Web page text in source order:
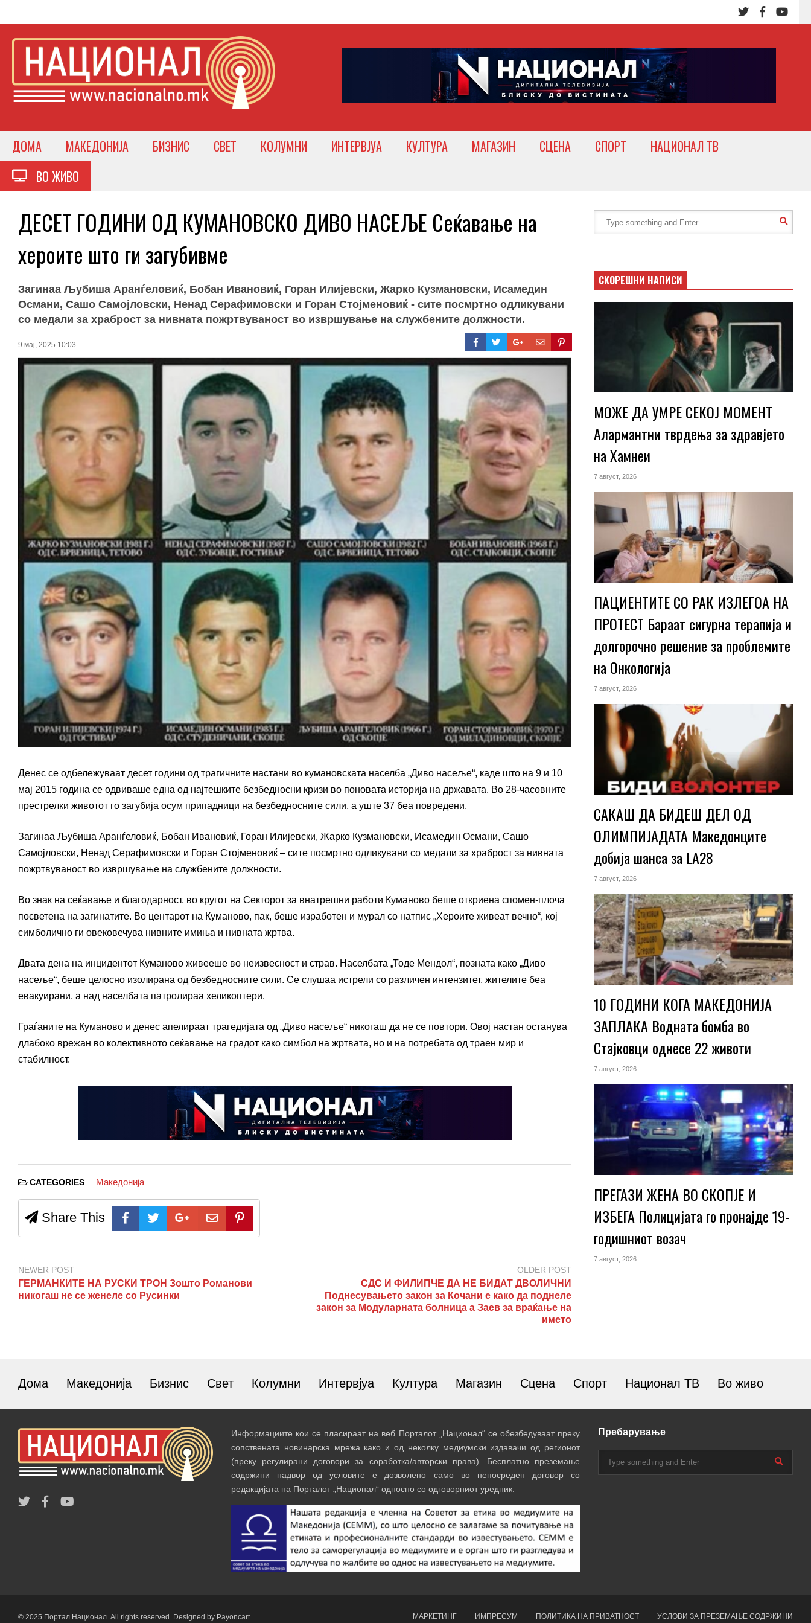
ДОМА МАКЕДОНИЈА БИЗНИС СВЕТ КОЛУМНИ ИНТЕРВЈУА КУЛТУРА МАГАЗИН СЦЕНА СПОРТ
НАЦИОНАЛ ТВ
ВО ЖИВО
ДЕСЕТ ГОДИНИ ОД КУМАНОВСКО ДИВО НАСЕЉЕ Сеќавање на
хероите што ги загубивме
Загинаа Љубиша Аранѓеловиќ, Бобан Ивановиќ, Горан Илијевски, Жарко Кузмановски, Исамедин
Османи, Сашо Самојловски, Ненад Серафимовски и Горан Стојменовиќ - сите посмртно одликувани
со медали за храброст за нивната пожртвуваност во извршување на службените должности.
9 мај, 2025 10:03
Денес се одбележуваат десет години од трагичните настани во кумановската населба „Диво насеље“, каде што на 9 и 10
мај 2015 година се одвиваше една од најтешките безбедносни кризи во поновата историја на државата. Во 28-часовните
престрелки животот го загубија осум припадници на безбедносните сили, а уште 37 беа повредени.
Загинаа Љубиша Аранѓеловиќ, Бобан Ивановиќ, Горан Илијевски, Жарко Кузмановски, Исамедин Османи, Сашо
Самојловски, Ненад Серафимовски и Горан Стојменовиќ – сите посмртно одликувани со медали за храброст за нивната
пожртвуваност во извршување на службените должности.
Во знак на сеќавање и благодарност, во кругот на Секторот за внатрешни работи Куманово беше откриена спомен-плоча
посветена на загинатите. Во центарот на Куманово, пак, беше изработен и мурал со натпис „Хероите живеат вечно“, кој
симболично ги овековечува нивните имиња и нивната жртва.
Двата дена на инцидентот Куманово живееше во неизвесност и страв. Населбата „Тоде Мендол“, позната како „Диво
насеље“, беше целосно изолирана од безбедносните сили. Се слушаа истрели со различен интензитет, жителите беа
евакуирани, а над населбата патролираа хеликоптери.
Граѓаните на Куманово и денес апелираат трагедијата од „Диво насеље“ никогаш да не се повтори. Овој настан останува
длабоко врежан во колективното сеќавање на градот како симбол на жртвата, но и на потребата од траен мир и
стабилност.
CATEGORIES Македонија
Share This
NEWER POST
ГЕРМАНКИТЕ НА РУСКИ ТРОН Зошто Романови
никогаш не се женеле со Русинки
OLDER POST
СДС И ФИЛИПЧЕ ДА НЕ БИДАТ ДВОЛИЧНИ
Поднесувањето закон за Кочани е како да поднеле
закон за Модуларната болница а Заев за враќање на
името
СКОРЕШНИ НАПИСИ
МОЖЕ ДА УМРЕ СЕКОЈ МОМЕНТ
Алармантни тврдења за здравјето
на Хамнеи
7 август, 2026
ПАЦИЕНТИТЕ СО РАК ИЗЛЕГОА НА
ПРОТЕСТ Бараат сигурна терапија и
долгорочно решение за проблемите
на Онкологија
7 август, 2026
САКАШ ДА БИДЕШ ДЕЛ ОД
ОЛИМПИЈАДАТА Македонците
добија шанса за LA28
7 август, 2026
10 ГОДИНИ КОГА МАКЕДОНИЈА
ЗАПЛАКА Водната бомба во
Стајковци однесе 22 животи
7 август, 2026
ПРЕГАЗИ ЖЕНА ВО СКОПЈЕ И
ИЗБЕГА Полицијата го пронајде 19-
годишниот возач
7 август, 2026
Дома Македонија Бизнис Свет Колумни Интервјуа Култура Магазин Сцена Спорт Национал ТВ Во живо
Информациите кои се пласираат на веб Порталот „Национал“ се обезбедуваат преку
сопствената новинарска мрежа како и од неколку медиумски издавачи од регионот
(преку регулирани договори за соработка/авторски права). Бесплатно преземање
содржини надвор од условите е дозволено само во непосреден договор со
редакцијата на Порталот „Национал“ односно со одговорниот уредник.
Пребарување
© 2025 Портал Национал. All rights reserved. Designed by Payoncart. МАРКЕТИНГ ИМПРЕСУМ ПОЛИТИКА НА ПРИВАТНОСТ УСЛОВИ ЗА ПРЕЗЕМАЊЕ СОДРЖИНИ